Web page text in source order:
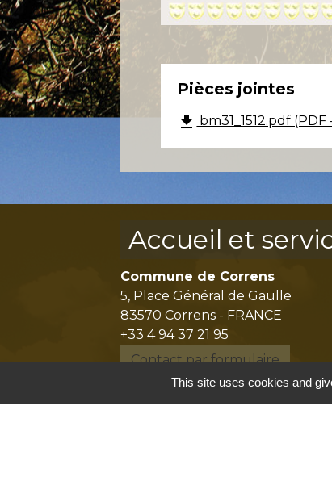
Pièces jointes
file_download bm31_1512.pdf (PDF
Accueil et
Commune de Correns
5, Place Général de Gaulle
83570 Correns - FRANCE
+33 4 94 37 21 95
Contact par formulaire
This site uses cookies and